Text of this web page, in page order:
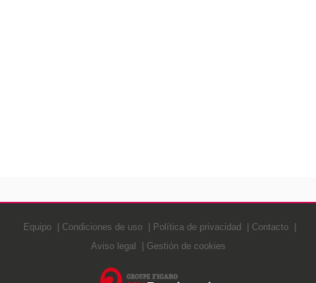
Equipo Condiciones de uso Política de privacidad
Contacto
Aviso legal
Gestión de cookies